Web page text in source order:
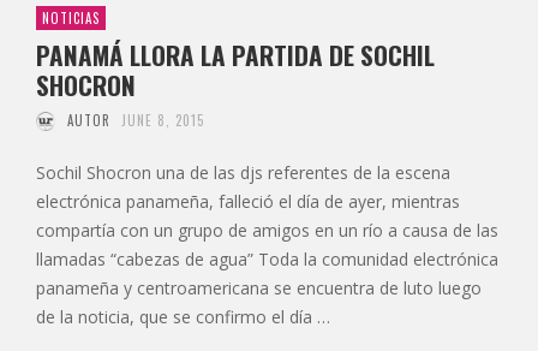
NOTICIAS
PANAMÁ LLORA LA PARTIDA DE SOCHIL
SHOCRON
AUTOR JUNE 8, 2015
Sochil Shocron una de las djs referentes de la escena
electrónica panameña, falleció el día de ayer, mientras
compartía con un grupo de amigos en un río a causa de las
llamadas “cabezas de agua” Toda la comunidad electrónica
panameña y centroamericana se encuentra de luto luego
de la noticia, que se confirmo el día …